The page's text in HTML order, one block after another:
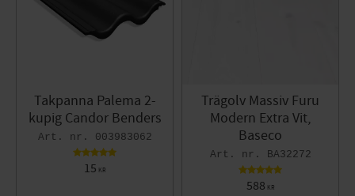
Takpanna Palema 2-
kupig Candor Benders
003983062
15 KR
Trägolv Massiv Furu
Modern Extra Vit,
Baseco
BA32272
588 KR